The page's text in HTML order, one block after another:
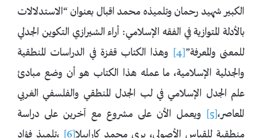
الكبير شهيد رحمان وتلميذه محمد اقبال بعنوان “الاستدلالات
بالأدلة المتوازية في الفقه الإسلامي: أراء الشيرازي التكوين الجدلي
للمعنى والمعرفة”[4]
وهذا الكتاب قفزة في الدراسات المنطقية
والجدلية الإسلامية، ما عمله هذا الكتاب هو أن وضع مبادئ
علم الجدل الإسلامي في لب الجدل المنطقي والفلسفي الغربي
المعاصر،[5]
ويعمل الأن على مشروع مع آخرين على دراسة